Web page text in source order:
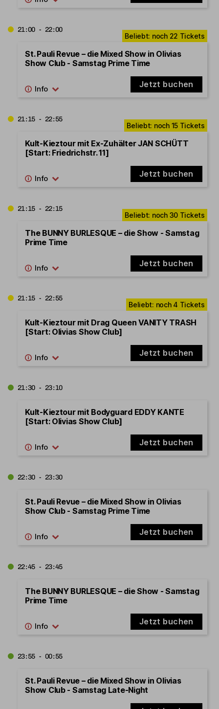
21:00 - 22:00
St. Pauli Revue – die Mixed Show in Olivias
Show Club - Samstag Prime Time
Jetzt buchen
21:15 - 22:55
Kult-Kieztour mit Ex-Zuhälter JAN SCHÜTT
[Start: Friedrichstr. 11]
Jetzt buchen
21:15 - 22:15
The BUNNY BURLESQUE – die Show - Samstag
Prime Time
Jetzt buchen
21:15 - 22:55
Kult-Kieztour mit Drag Queen VANITY TRASH
[Start: Olivias Show Club]
Jetzt buchen
21:30 - 23:10
Kult-Kieztour mit Bodyguard EDDY KANTE
[Start: Olivias Show Club]
Jetzt buchen
22:30 - 23:30
St. Pauli Revue – die Mixed Show in Olivias
Show Club - Samstag Prime Time
Jetzt buchen
22:45 - 23:45
The BUNNY BURLESQUE – die Show - Samstag
Prime Time
Jetzt buchen
23:55 - 00:55
St. Pauli Revue – die Mixed Show in Olivias
Show Club - Samstag Late-Night